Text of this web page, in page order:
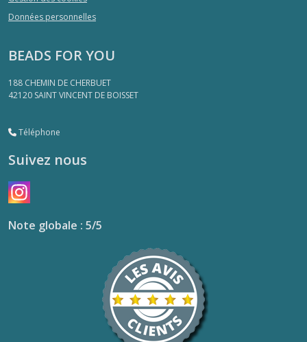
Données personnelles
BEADS FOR YOU
188 CHEMIN DE CHERBUET
42120 SAINT VINCENT DE BOISSET
Téléphone
Suivez nous
Note globale : 5/5